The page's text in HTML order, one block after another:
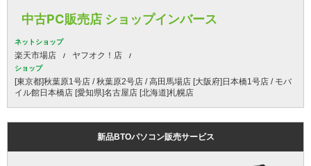
中古PC販売店 ショップインバース
ネットショップ
楽天市場店 ヤフオク！店
ショップ
[東京都]秋葉原1号店 / 秋葉原2号店 / 高田馬場店 [大阪府]日本橋1号店 / モバ
イル館日本橋店 [愛知県]名古屋店 [北海道]札幌店
新品BTOパソコン販売サービス